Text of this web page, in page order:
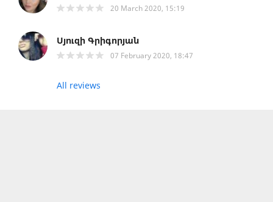
20 March 2020, 15:19
Սյուզի Գրիգորյան
07 February 2020, 18:47
All reviews